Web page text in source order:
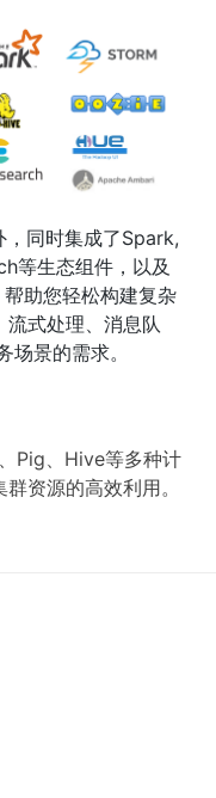
同时集成了Spark,
等生态组件，以及
助您轻松构建复杂
流式处理、消息队
景的需求。
Pig、Hive等多种计
资源的高效利用。